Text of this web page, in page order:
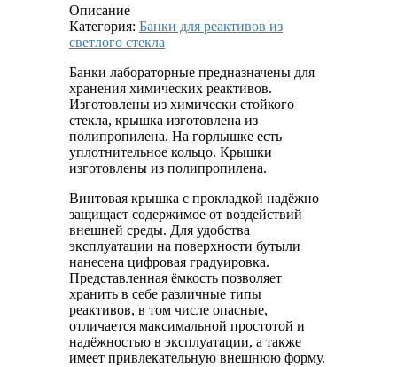
Описание
Категория: Банки для реактивов из
светлого стекла
Банки лабораторные предназначены для
хранения химических реактивов.
Изготовлены из химически стойкого
стекла, крышка изготовлена из
полипропилена. На горлышке есть
уплотнительное кольцо. Крышки
изготовлены из полипропилена.
Винтовая крышка с прокладкой надёжно
защищает содержимое от воздействий
внешней среды. Для удобства
эксплуатации на поверхности бутыли
нанесена цифровая градуировка.
Представленная ёмкость позволяет
хранить в себе различные типы
реактивов, в том числе опасные,
отличается максимальной простотой и
надёжностью в эксплуатации, а также
имеет привлекательную внешнюю форму.